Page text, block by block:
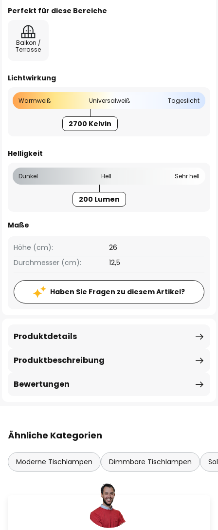
Perfekt für diese Bereiche
Balkon /
Terrasse
Lichtwirkung
Warmweiß Universalweiß Tageslicht
2700 Kelvin
Helligkeit
Dunkel Hell Sehr hell
200 Lumen
Maße
Höhe (cm):
26
Durchmesser (cm):
12,5
Haben Sie Fragen zu diesem Artikel?
Produktbeschreibung
Produktdetails
Bewertungen
Ähnliche Kategorien
Moderne Tischlampen Dimmbare Tischlampen